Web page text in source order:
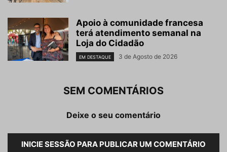
Apoio à comunidade francesa
terá atendimento semanal na
Loja do Cidadão
EM DESTAQUE 3 de Agosto de 2026
SEM COMENTÁRIOS
Deixe o seu comentário
INICIE SESSÃO PARA PUBLICAR UM COMENTÁRIO